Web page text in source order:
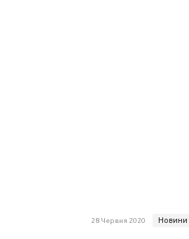
28 Червня 2020 Новини